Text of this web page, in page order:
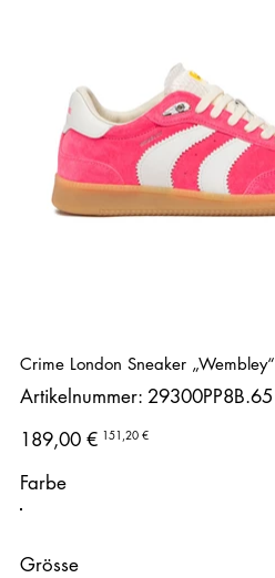
Crime London Sneaker „Wembley“
Artikelnummer: Artikelnummer:
29300PP8B.65
29300PP8B.65
Ursprünglicher
Preis
189,00 € Angebotspreis
151,20 €
Farbe
Grösse